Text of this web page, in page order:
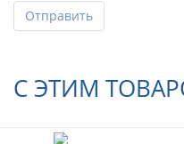
Отправить
С ЭТИМ